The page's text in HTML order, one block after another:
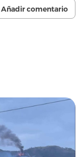
Añadir comentario